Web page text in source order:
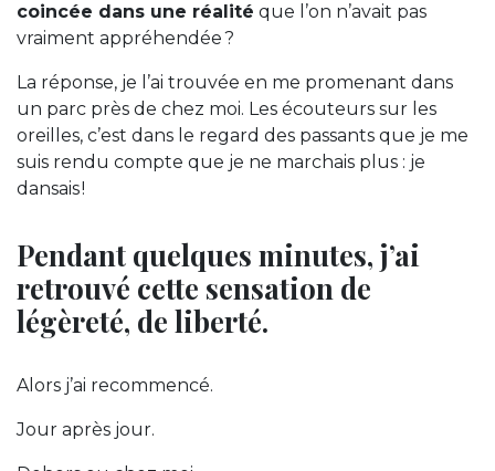
coincée dans une réalité que l’on n’avait pas
vraiment appréhendée ?
La réponse, je l’ai trouvée en me promenant dans
un parc près de chez moi. Les écouteurs sur les
oreilles, c’est dans le regard des passants que je me
suis rendu compte que je ne marchais plus : je
dansais !
Pendant quelques minutes, j’ai
retrouvé cette sensation de
légèreté, de liberté.
Alors j’ai recommencé.
Jour après jour.